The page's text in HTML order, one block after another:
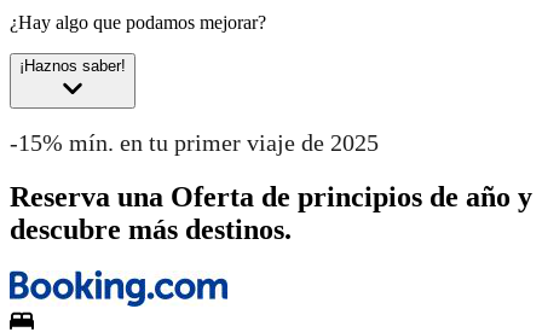
¿Hay algo que podamos mejorar?
¡Haznos saber!
-15% mín. en tu primer viaje de 2025
Reserva una Oferta de principios de año y
descubre más destinos.